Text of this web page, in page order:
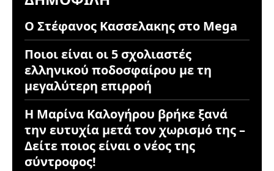
Ο Στέφανος Κασσελακης στο Mega
Ποιοι είναι οι 5 σχολιαστές
ελληνικού ποδοσφαίρου με τη
μεγαλύτερη επιρροή
Η Μαρίνα Καλογήρου βρήκε ξανά
την ευτυχία μετά τον χωρισμό της –
Δείτε ποιος είναι ο νέος της
σύντροφος!